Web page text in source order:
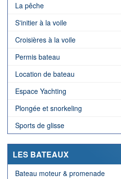
La pêche
S'initier à la voile
Croisières à la voile
Permis bateau
Location de bateau
Espace Yachting
Plongée et snorkeling
Sports de glisse
LES BATEAUX
Bateau moteur & promenade